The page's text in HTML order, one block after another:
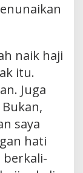
naik haji
itu.
Juga
saya
hati
berkali-